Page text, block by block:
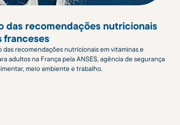
das recomendações nutricionais
franceses
das recomendações nutricionais em vitaminas e
adultos na França pela ANSES, agência de segurança
meio ambiente e trabalho.